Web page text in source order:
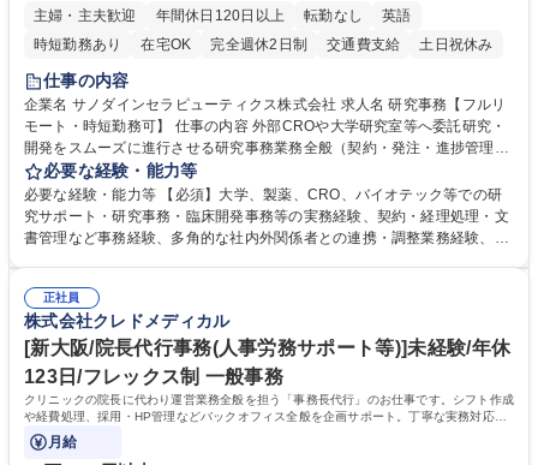
主婦・主夫歓迎
年間休日120日以上 転勤なし
英語
時短勤務あり
在宅OK 完全週休2日制 交通費支給 土日祝休み
仕事の内容
企業名 サノダインセラピューティクス株式会社 求人名 研究事務【フルリ
モート・時短勤務可】 仕事の内容 外部CROや大学研究室等へ委託研究・
開発をスムーズに進行させる研究事務業務全般（契約・発注・進捗管理・
ドキュメント整備等）CRO・大学等との契約手続き補助（NDA・委託・
共同研究契約等の進行・記録管理） ■見積取得、発注、検収、請求処理等
の事務手続き ■委託先との定例会議の調整・アジェンダ準備・議事録作成
■研究報告書、試験関連資料、SOP等の整備・版管理・保管 ■研究開発の
他研究開発に関わる総務・庶務 募集職種 研究事務【フルリモート・時短
勤務可】
必要な経験・能力等
必要な経験・能力等 【必須】大学、製薬、CRO、バイオテック等での研
究サポート・研究事務・臨床開発事務等の実務経験、契約・経理処理・文
書管理など事務経験、多角的な社内外関係者との連携・調整業務経験、基
ル対応力 【働き方について】フルリモートやハイブリッド勤務、時短勤務
など個々のライフスタイルに応じた柔軟な働き方が可能です。育児や介護
との両立も応援します。 学歴・資格 学歴：大学院 大学 語学力： 資格：
正社員
株式会社クレドメディカル
[新大阪/院長代行事務(人事労務サポート等)]未経験/年休
123日/フレックス制 一般事務
クリニックの院長に代わり運営業務全般を担う「事務長代行」のお仕事です。シフト作成
や経費処理、採用・HP管理などバックオフィス全般を企画サポート。丁寧な実務対応で
現場を支え、専門スキルを構築できます。
月給